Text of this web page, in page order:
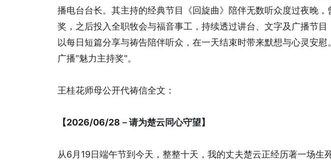
播电台台长。其主持的经典节目《回旋曲》陪伴无数听众度过夜晚，
奖，之后投入全职牧会与福音事工，持续透过讲台、文字及广播节目
以每日短篇分享与祷告陪伴听众，在一天结束时带来默想与心灵安
广播"魅力主持奖"。
王桂花师母公开代祷信全文：
【2026/06/28－请为楚云同心守望】
从6月19日端午节到今天，整整十天，我的丈夫楚云正经历著一场生